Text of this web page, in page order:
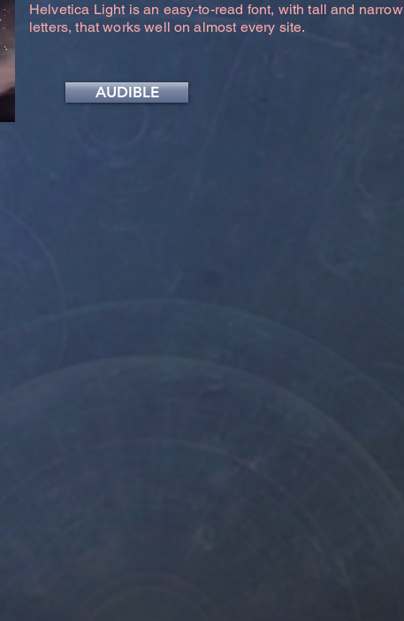
Helvetica Light is an easy-to-read font, with tall and narrow
letters, that works well on almost every site.
AUDIBLE